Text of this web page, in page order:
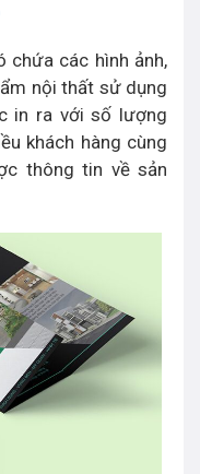
chứa các hình ảnh,
nội thất sử dụng
in ra với số lượng
khách hàng cùng
thông tin về sản